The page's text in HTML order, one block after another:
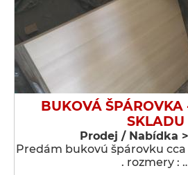
BUKOVÁ ŠPÁROVKA
SKLADU
Prodej / Nabídka
Predám bukovú špárovku cca
. rozmery :